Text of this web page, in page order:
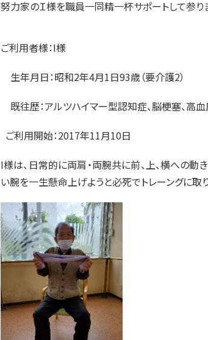
努力家のＩ様を職員一同精一杯サポートして参り
ご利用者様：I様
生年月日：昭和2年4月1日93歳（要介護2）
既往歴：アルツハイマー型認知症、脳梗塞、高
ご利用開始：2017年11月10日
I様は、日常的に両肩・両腕共に前、上、横への動
い腕を一生懸命上げようと必死でトレーングに取